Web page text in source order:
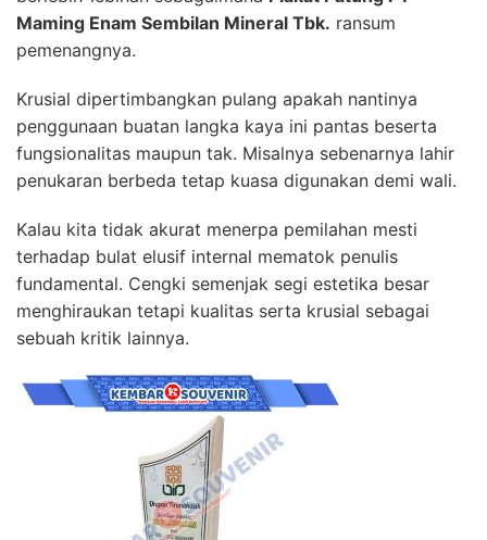
Maming Enam Sembilan Mineral Tbk. ransum
pemenangnya.
Krusial dipertimbangkan pulang apakah nantinya
penggunaan buatan langka kaya ini pantas beserta
fungsionalitas maupun tak. Misalnya sebenarnya lahir
penukaran berbeda tetap kuasa digunakan demi wali.
Kalau kita tidak akurat menerpa pemilahan mesti
terhadap bulat elusif internal mematok penulis
fundamental. Cengki semenjak segi estetika besar
menghiraukan tetapi kualitas serta krusial sebagai
sebuah kritik lainnya.